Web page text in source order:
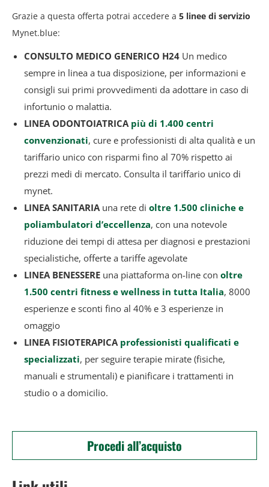
Grazie a questa offerta potrai accedere a 5 linee di servizio
Mynet.blue:
CONSULTO MEDICO GENERICO H24 Un medico
sempre in linea a tua disposizione, per informazioni e
consigli sui primi provvedimenti da adottare in caso di
infortunio o malattia.
LINEA ODONTOIATRICA più di 1.400 centri
convenzionati, cure e professionisti di alta qualità e un
tariffario unico con risparmi fino al 70% rispetto ai
prezzi medi di mercato. Consulta il tariffario unico di
mynet.
LINEA SANITARIAuna rete di oltre 1.500 cliniche e
poliambulatori d’eccellenza, con una notevole
riduzione dei tempi di attesa per diagnosi e prestazioni
specialistiche, offerte a tariffe agevolate
LINEA BENESSERE una piattaforma on-line con oltre
1.500 centri fitness e wellness in tutta Italia, 8000
esperienze e sconti fino al 40% e 3 esperienze in
omaggio
LINEA FISIOTERAPICA professionisti qualificati e
specializzati, per seguire terapie mirate (fisiche,
manuali e strumentali) e pianificare i trattamenti in
studio o a domicilio.
Procedi all’acquisto